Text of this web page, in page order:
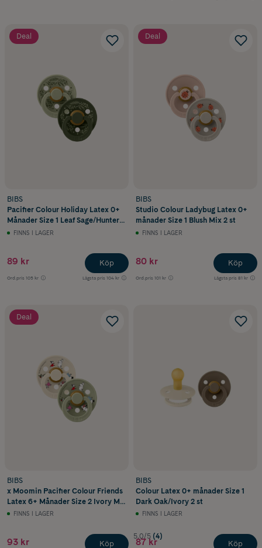
Deal
BIBS
Pacifier Colour Holiday Latex 0+
Månader Size 1 Leaf Sage/Hunter
Green 2 st
FINNS I LAGER
89 kr
Ord.pris 105 kr Lägsta pris 104 kr
Köp
Deal
BIBS
Studio Colour Ladybug Latex 0+
månader Size 1 Blush Mix 2 st
FINNS I LAGER
80 kr
Ord.pris 101 kr Lägsta pris 81 kr
Köp
Deal
BIBS
x Moomin Pacifier Colour Friends
Latex 6+ Månader Size 2 Ivory Mix
2 stFINNS I LAGER
93 kr Köp
BIBS
Colour Latex 0+ månader Size 1
Dark Oak/Ivory 2 st
FINNS I LAGER
5.0/5 (4)
87 kr Köp